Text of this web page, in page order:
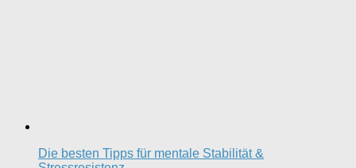
Die besten Tipps für mentale Stabilität &